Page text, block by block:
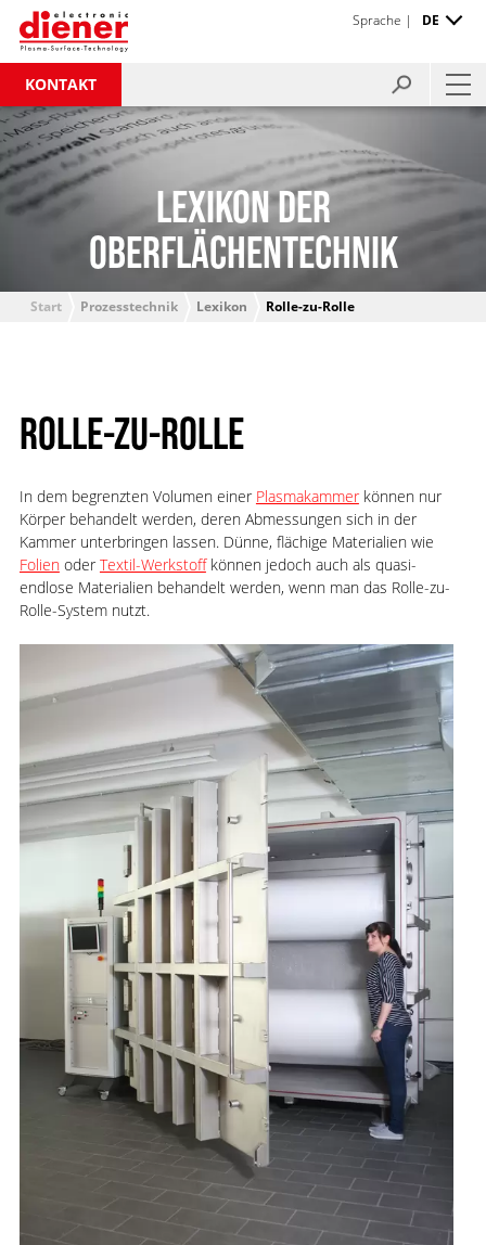
KONTAKT
Sprache | DE
LEXIKON DER
OBERFLÄCHENTECHNIK
Start Prozesstechnik Lexikon Rolle-zu-Rolle
ROLLE-ZU-ROLLE
In dem begrenzten Volumen einer Plasmakammerkönnen nur
Körper behandelt werden, deren Abmessungen sich in der
Kammer unterbringen lassen. Dünne, flächige Materialien wie
Folienoder Textil-Werkstoffkönnen jedoch auch als quasi-
endlose Materialien behandelt werden, wenn man das Rolle-zu-
Rolle-System nutzt.